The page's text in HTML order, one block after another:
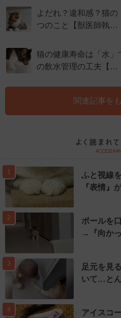
よだれ？違和感？猫
つのこと【獣医師執…
猫の健康寿命は「水」
の飲水管理の工夫【…
関連記事を
1
ふと視線
『表情』
2
ボールを
→『向か
3
足元を見
いて…と
4
アイスコ